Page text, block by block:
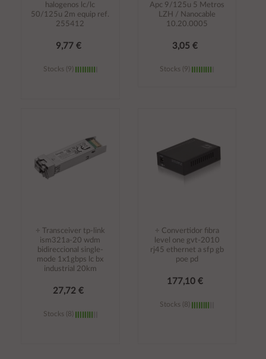
halogenos lc/lc
50/125u 2m equip ref.
255412
9,77 €
Stocks (9)
Apc 9/125u 5 Metros
LZH / Nanocable
10.20.0005
3,05 €
Stocks (9)
÷ Transceiver tp-link
ism321a-20 wdm
bidireccional single-
mode 1x1gbps lc bx
industrial 20km
27,72 €
Stocks (8)
÷ Convertidor fibra
level one gvt-2010
rj45 ethernet a sfp gb
poe pd
177,10 €
Stocks (8)